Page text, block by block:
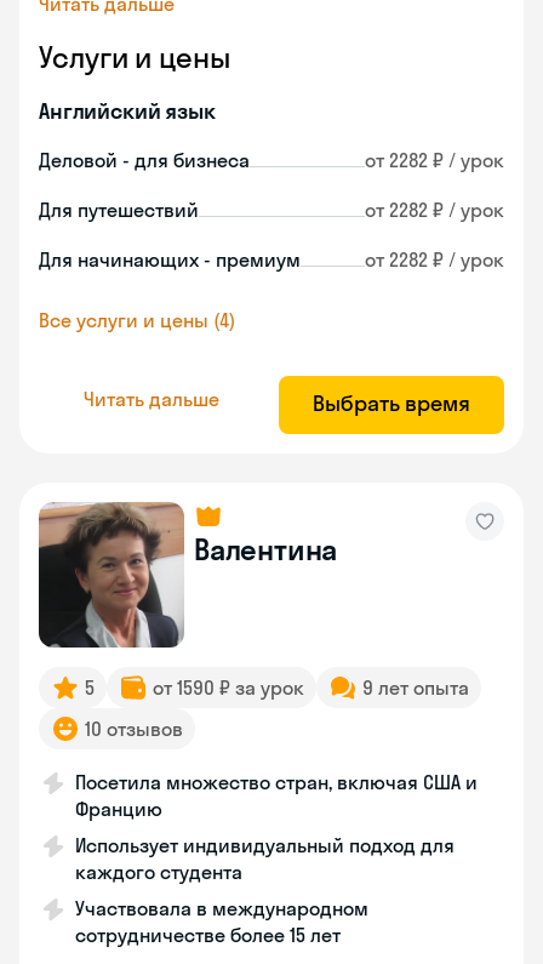
Услуги и цены
Английский язык
Деловой - для бизнеса от 2282 ₽ / урок
Для путешествий от 2282 ₽ / урок
Для начинающих - премиум от 2282 ₽ / урок
Все услуги и цены (4)
Читать дальше Выбрать время
Валентина
5 от 1590 ₽ за урок
9 лет опыта
10 отзывов
Посетила множество стран, включая США и
Францию
Использует индивидуальный подход для
каждого студента
Участвовала в международном
сотрудничестве более 15 лет